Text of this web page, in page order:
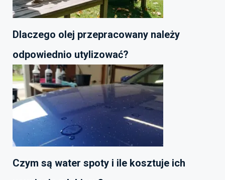
Dlaczego olej przepracowany należy
odpowiednio utylizować?
Czym są water spoty i ile kosztuje ich